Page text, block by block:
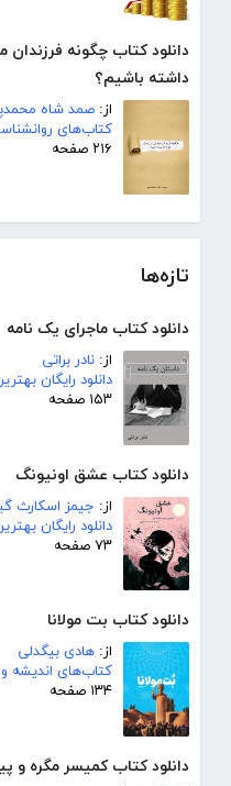
دانلود کتاب چگونه فرزندان
داشته باشیم؟
از: صمد شاه
کتاب‌های
۲۱۶ صفحه
تازه‌ها
دانلود کتاب ماجرای یک نامه
از: نادر براتی
دانلود رایگان
۱۵۳ صفحه
دانلود کتاب عشق اونیونگ
از: جیمز اسکارث
دانلود رایگان
۷۳ صفحه
دانلود کتاب بت مولانا
از: هادی بیگدلی
کتاب‌های اندیشه
۱۳۴ صفحه
دانلود کتاب کمیسر مگره و